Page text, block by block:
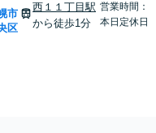
市
区
西１１丁目駅
から徒歩1分
営業時間：
本日定休日